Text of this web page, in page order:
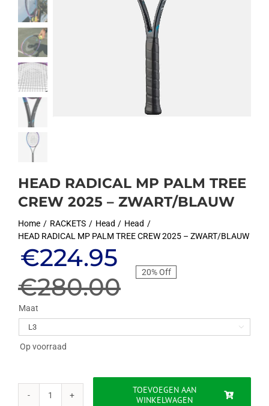
HEAD RADICAL MP PALM TREE
CREW 2025 – ZWART/BLAUW
Home RACKETS Head
Head
HEAD RADICAL MP PALM TREE CREW 2025 – ZWART/BLAUW
€280.00
Oorspronkelijke
prijs
was:
€280.00.
€224.95
Huidige
prijs
is:
€224.95.
20% Off
Maat

Op voorraad
HEAD
TOEVOEGEN AAN
WINKELWAGEN